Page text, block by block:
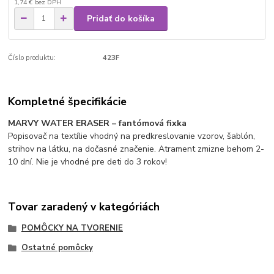
1,74 € bez DPH
Pridať do košíka
Číslo produktu: 423F
Kompletné špecifikácie
MARVY WATER ERASER – fantómová fixka
Popisovač na textílie vhodný na predkreslovanie vzorov, šablón,
strihov na látku, na dočasné značenie. Atrament zmizne behom 2-
10 dní. Nie je vhodné pre deti do 3 rokov!
Tovar zaradený v kategóriách
POMÔCKY NA TVORENIE
Ostatné pomôcky